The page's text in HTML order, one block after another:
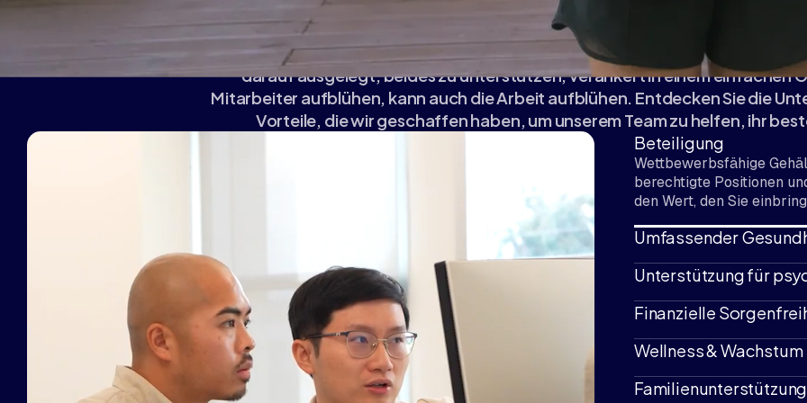
Unsere Leistungen
Bei Moloco zählt Qualität – sowohl in unserer Arbeit als auch in unserem
darauf ausgelegt, beides zu unterstützen, verankert in einem einfachen
Mitarbeiter aufblühen, kann auch die Arbeit aufblühen. Entdecken Sie die
Vorteile, die wir geschaffen haben, um unserem Team zu helfen, ihr
Beteiligung
Wettbewerbsfähige
berechtigte Positionen
den Wert, den Sie
Umfassender
Gesundheit und die
Unterstützung für
Wir bieten Ressourcen
Finanzielle
Ihnen beim Aufbau
Wellness & Wachstum
Lebens, einschließlich